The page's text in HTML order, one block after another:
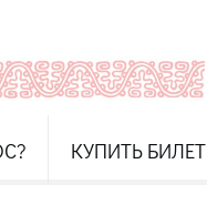
КУПИТЬ БИЛЕТ